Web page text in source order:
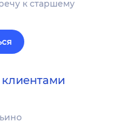
к старшему